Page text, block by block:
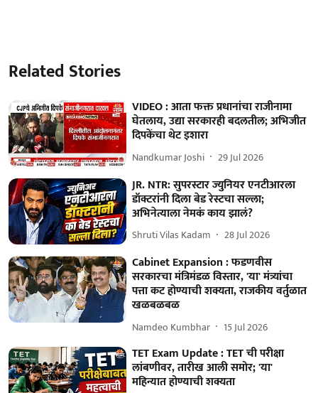
Related Stories
VIDEO : आता फक्त प्रधानांचा राजीनामा
घेतलाय, उद्या सरकारही बदलतील; अभिजीत
दिपकेंचा थेट इशारा
Nandkumar Joshi 29 Jul 2026
JR. NTR: सुपरस्टार ज्युनियर एनटीआरला
डॉक्टरांनी दिला बेड रेस्टचा सल्ला;
अभिनेत्याला नेमकं काय झालं?
Shruti Vilas Kadam 28 Jul 2026
Cabinet Expansion : फडणवीस
सरकारचा मंत्रिमंडळ विस्तार, 'या' मंत्र्यांचा
पत्ता कट होण्याची शक्यता, राजकीय वर्तुळात
खळबळबळ
Namdeo Kumbhar 15 Jul 2026
TET Exam Update : TET ची परीक्षा
लांबणीवर, तारीख आली समोर; 'या'
महिन्यात होण्याची शक्यता